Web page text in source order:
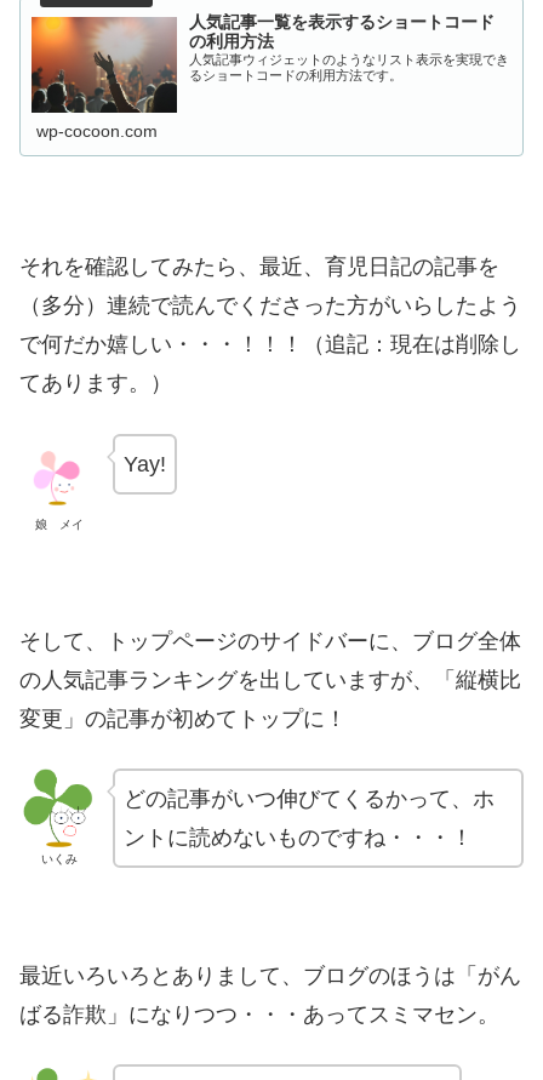
人気記事一覧を表示するショートコード
の利用方法
人気記事ウィジェットのようなリスト表示を実現でき
るショートコードの利用方法です。
wp-cocoon.com
それを確認してみたら、最近、育児日記の記事を
（多分）連続で読んでくださった方がいらしたよう
で何だか嬉しい・・・！！！（追記：現在は削除し
てあります。）
娘 メイ
Yay!
そして、トップページのサイドバーに、ブログ全体
の人気記事ランキングを出していますが、「縦横比
変更」の記事が初めてトップに！
いくみ
どの記事がいつ伸びてくるかって、ホ
ントに読めないものですね・・・！
最近いろいろとありまして、ブログのほうは「がん
ばる詐欺」になりつつ・・・あってスミマセン。